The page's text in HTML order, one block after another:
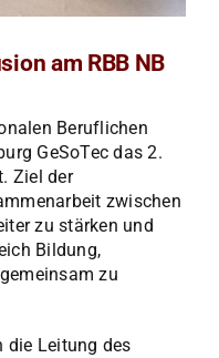
am RBB NB
Beruflichen
GeSoTec das 2.
Ziel der
zwischen
zu stärken und
Bildung,
zu
die Leitung des